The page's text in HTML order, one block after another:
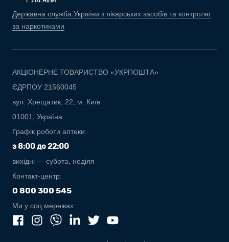
Державна служба України з лікарських засобів та контролю
за наркотиками
АКЦІОНЕРНЕ ТОВАРИСТВО «УКРПОШТА»
ЄДРПОУ 21560045
вул. Хрещатик, 22, м. Київ
01001, Україна
Графік роботи аптеки:
з 8:00 до 22:00
вихідні — субота, неділя
Контакт-центр:
0 800 300 545
Ми у соц.мережах